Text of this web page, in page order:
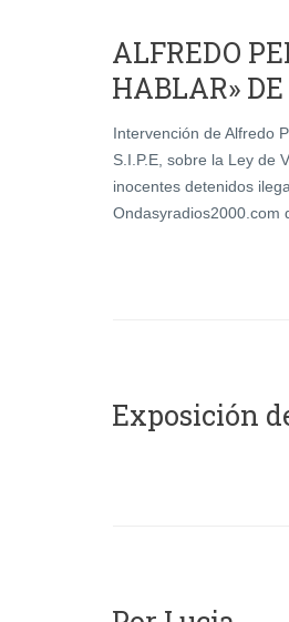
ALFREDO
HABLAR»
Intervención de Alfredo
S.I.P.E, sobre la Ley de
inocentes detenidos
Ondasyradios2000.com
Exposición